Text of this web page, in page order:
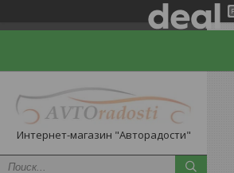
Интернет-магазин "Авторадости"